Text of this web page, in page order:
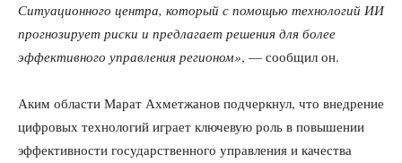
Ситуационного центра, который с помощью технологий ИИ
прогнозирует риски и предлагает решения для более
эффективного управления регионом», — сообщил он.
Аким области Марат Ахметжанов подчеркнул, что внедрение
цифровых технологий играет ключевую роль в повышении
эффективности государственного управления и качества